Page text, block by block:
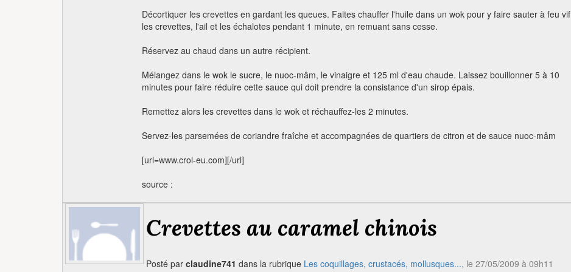
Décortiquer les crevettes en gardant les queues. Faites chauffer l'huile dans un wok pour y faire sauter à feu vif
les crevettes, l'ail et les échalotes pendant 1 minute, en remuant sans cesse.
Réservez au chaud dans un autre récipient.
Mélangez dans le wok le sucre, le nuoc-mâm, le vinaigre et 125 ml d'eau chaude. Laissez bouillonner 5 à 10
minutes pour faire réduire cette sauce qui doit prendre la consistance d'un sirop épais.
Remettez alors les crevettes dans le wok et réchauffez-les 2 minutes.
Servez-les parsemées de coriandre fraîche et accompagnées de quartiers de citron et de sauce nuoc-mâm
[url=www.crol-eu.com][/url]
source :
Crevettes au caramel chinois
Posté par claudine741 dans la rubrique Les coquillages, crustacés, mollusques..., le 27/05/2009 à 09h11